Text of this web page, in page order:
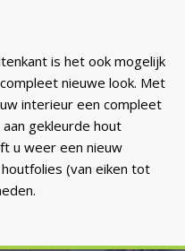
is het ook mogelijk
nieuwe look. Met
interieur een compleet
gekleurde hout
u weer een nieuw
(van eiken tot